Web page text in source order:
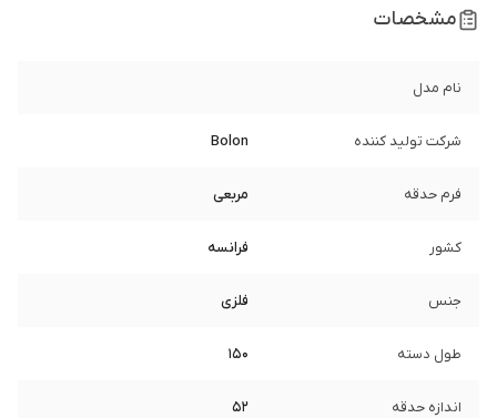
مشخصات
نام مدل
شرکت تولید کننده Bolon
فرم حدقه مربعی
کشور فرانسه
جنس فلزی
طول دسته 150
اندازه حدقه 52